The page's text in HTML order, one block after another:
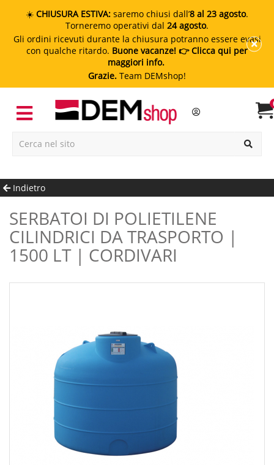
☀️ CHIUSURA ESTIVA: saremo chiusi dall’8 al 23 agosto.
Torneremo operativi dal 24 agosto.
Gli ordini ricevuti durante la chiusura potranno essere evasi
con qualche ritardo. Buone vacanze! 👉 Clicca qui per
maggiori info.
Grazie. Team DEMshop!
Indietro
SERBATOI DI POLIETILENE
CILINDRICI DA TRASPORTO |
1500 LT | CORDIVARI